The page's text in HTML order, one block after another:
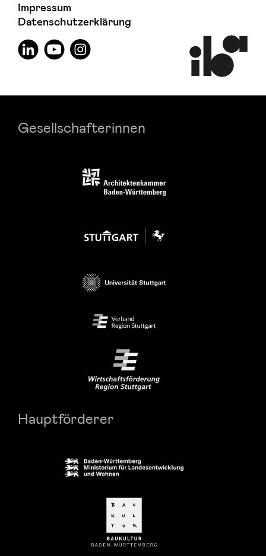
Impressum
Datenschutzerklärung
Gesellschafterinnen
Hauptförderer